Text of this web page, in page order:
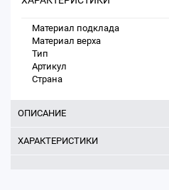
Материал подклада
Материал верха
Тип
Артикул
Страна
ОПИСАНИЕ
ХАРАКТЕРИСТИКИ